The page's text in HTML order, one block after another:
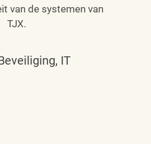
van de systemen van
TJX.
IT